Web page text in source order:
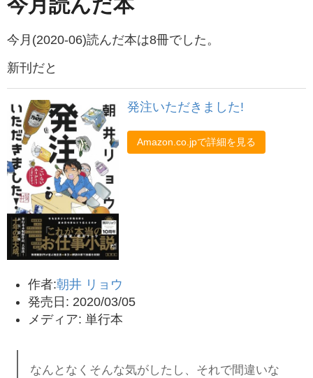
今月(2020-06)読んだ本は8冊でした。
新刊だと
発注いただきました!
Amazon.co.jpで詳細を見る
作者:朝井 リョウ
発売日: 2020/03/05
メディア: 単行本
なんとなくそんな気がしたし、それで間違いな